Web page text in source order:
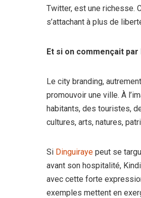
Twitter, est une richesse.
s’attachant à plus de
Et si on commençait par
Le city branding,
promouvoir une ville. À
habitants, des touristes,
cultures, arts, natures,
Si Dinguiraye peut se
avant son hospitalité,
avec cette forte
exemples mettent en